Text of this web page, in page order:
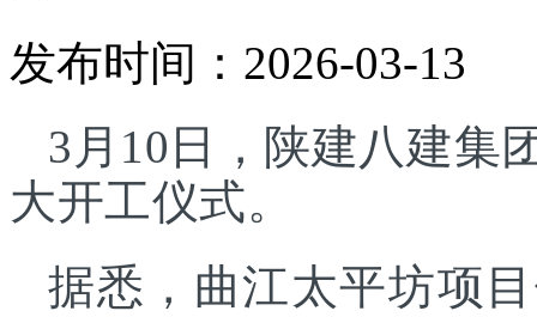
发布时间：2026-03-13
3月10日，陕建八建集
大开工仪式。
据悉，曲江太平坊项